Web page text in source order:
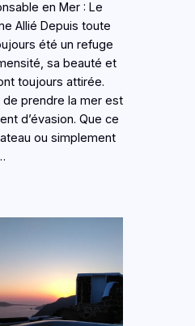
en Mer : Le
Allié Depuis toute
été un refuge
sa beauté et
toujours attirée.
prendre la mer est
d’évasion. Que ce
ou simplement